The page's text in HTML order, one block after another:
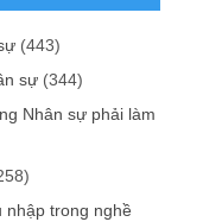
(443)
sự (344)
Nhân sự phải làm
nhập trong nghề